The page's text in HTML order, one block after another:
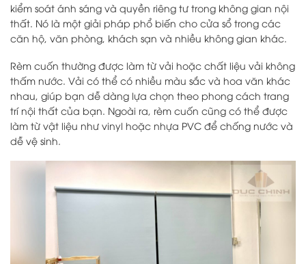
kiểm soát ánh sáng và quyền riêng tư trong không gian nội
thất. Nó là một giải pháp phổ biến cho cửa sổ trong các
căn hộ, văn phòng, khách sạn và nhiều không gian khác.
Rèm cuốn thường được làm từ vải hoặc chất liệu vải không
thấm nước. Vải có thể có nhiều màu sắc và hoa văn khác
nhau, giúp bạn dễ dàng lựa chọn theo phong cách trang
trí nội thất của bạn. Ngoài ra, rèm cuốn cũng có thể được
làm từ vật liệu như vinyl hoặc nhựa PVC để chống nước và
dễ vệ sinh.